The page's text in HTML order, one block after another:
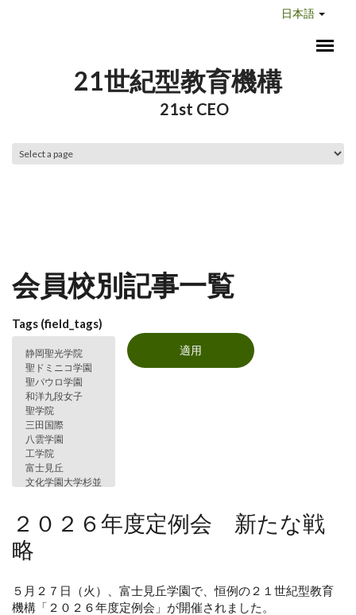
日本語
21世紀型教育機構
21st CEO
会員校別記事一覧
Tags (field_tags)
２０２６年度定例会 新たな戦
略
５月２７日（火）、富士見丘学園で、恒例の２１世紀型教育
機構「２０２６年度定例会」が開催されました。